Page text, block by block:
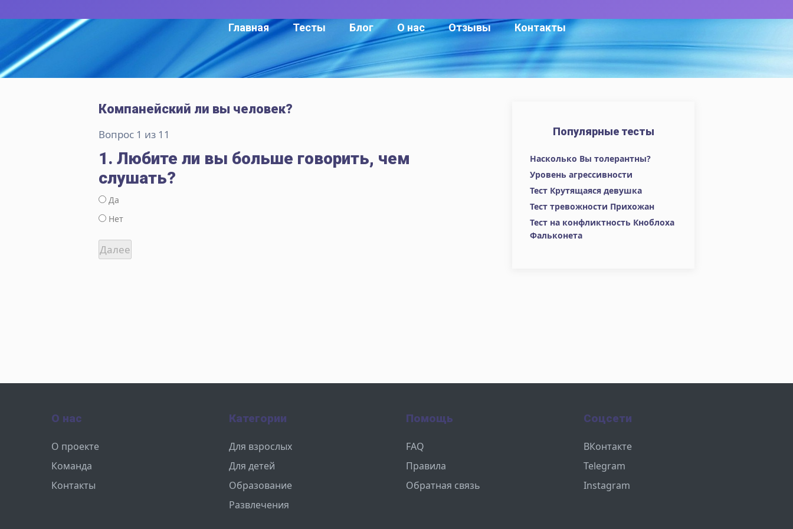
Главная Тесты Блог О нас Отзывы Контакты
Компанейский ли вы человек?
Вопрос 1 из 11
1. Любите ли вы больше говорить, чем
слушать?
Да
Нет
Популярные тесты
Насколько Вы толерантны?
Уровень агрессивности
Тест Крутящаяся девушка
Тест тревожности Прихожан
Тест на конфликтность Кноблоха
Фальконета
О нас
О проекте
Команда
Контакты
Категории
Для взрослых
Для детей
Образование
Развлечения
Помощь
FAQ
Правила
Обратная связь
Соцсети
ВКонтакте
Telegram
Instagram